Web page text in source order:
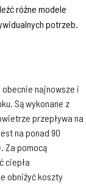
różne modele
potrzeb.
obecnie najnowsze i
Są wykonane z
przepływa na
na ponad 90
Za pomocą
ciepła
obniżyć koszty